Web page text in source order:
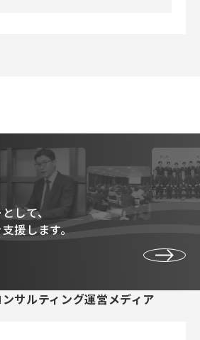
して、
援します。
サルティング運営メディア